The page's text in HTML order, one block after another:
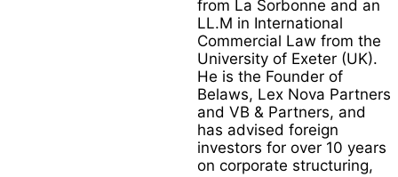
from La Sorbonne and an
LL.M in International
Commercial Law from the
University of Exeter (UK).
He is the Founder of
Belaws, Lex Nova Partners
and VB & Partners, and
has advised foreign
investors for over 10 years
on corporate structuring,